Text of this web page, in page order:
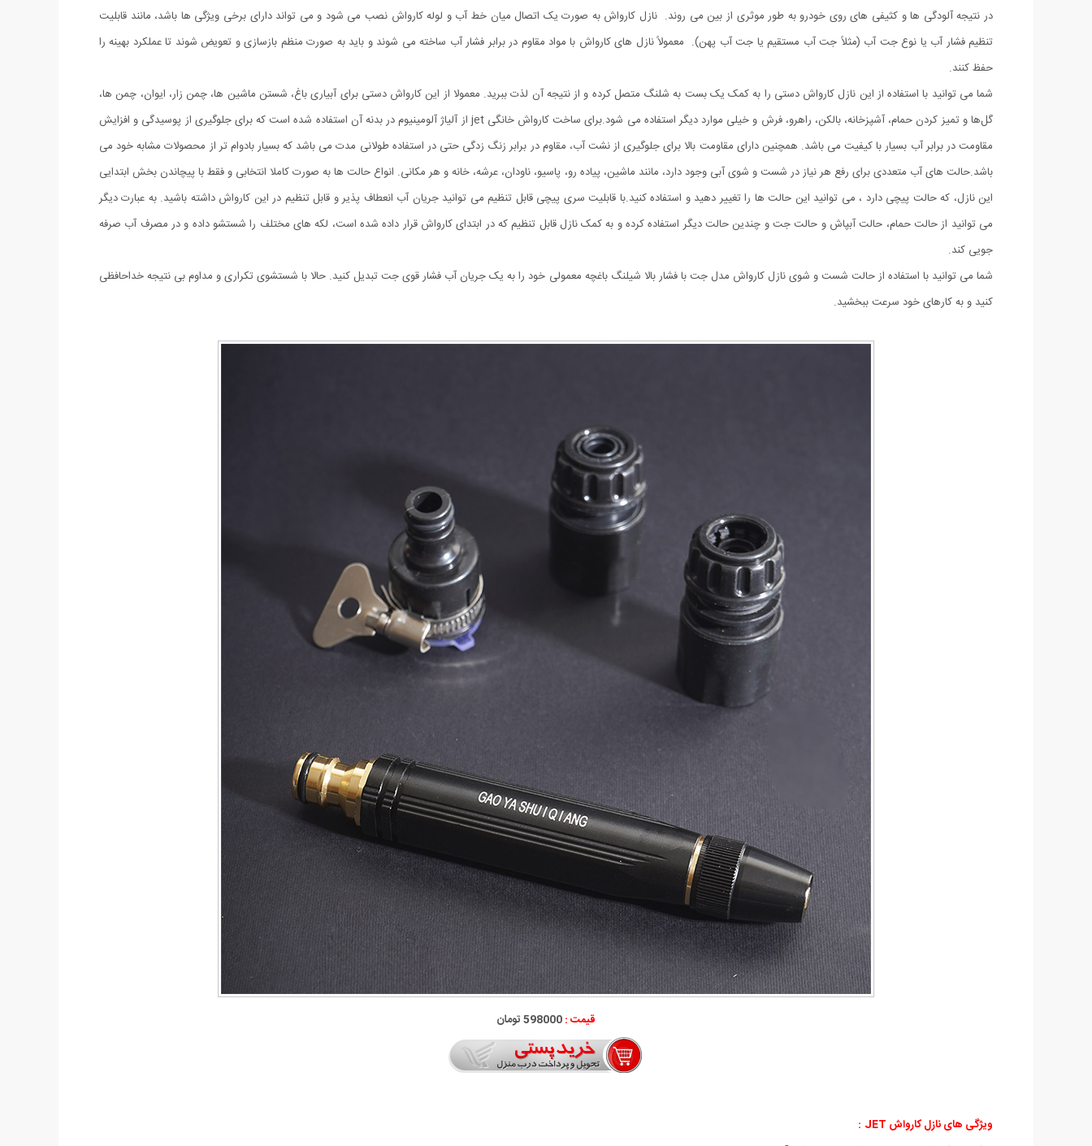
در نتیجه آلودگی ها و کثیفی های روی خودرو به طور موثری از بین می روند. نازل کارواش به صورت یک اتصال میان خط آب و لوله کارواش نصب می شود و می تواند دارای برخی ویژگی ها باشد، مانند قابلیت
تنظیم فشار آب یا نوع جت آب (مثلاً جت آب مستقیم یا جت آب پهن). معمولاً نازل های کارواش با مواد مقاوم در برابر فشار آب ساخته می شوند و باید به صورت منظم بازسازی و تعویض شوند تا عملکرد بهینه را
حفظ کنند.
شما می توانید با استفاده از این نازل کارواش دستی را به کمک یک بست به شلنگ متصل کرده و از نتیجه آن لذت ببرید. معمولا از این کارواش دستی برای آبیاری باغ، شستن ماشین ها، چمن زار، ایوان، چمن ها،
گل‌ها و تمیز کردن حمام، آشپزخانه، بالکن، راهرو، فرش و خیلی موارد دیگر استفاده می شود.برای ساخت کارواش خانگی jet از آلیاژ آلومینیوم در بدنه آن استفاده شده است که برای جلوگیری از پوسیدگی و افزایش
مقاومت در برابر آب بسیار با کیفیت می باشد. همچنین دارای مقاومت بالا برای جلوگیری از نشت آب، مقاوم در برابر زنگ زدگی حتی در استفاده طولانی مدت می باشد که بسیار بادوام تر از محصولات مشابه خود می
باشد.حالت های آب متعددی برای رفع هر نیاز در شست و شوی آبی وجود دارد، مانند ماشین، پیاده رو، پاسیو، ناودان، عرشه، خانه و هر مکانی. انواع حالت ها به صورت کاملا انتخابی و فقط با پیچاندن بخش ابتدایی
این نازل، که حالت پیچی دارد ، می توانید این حالت ها را تغییر دهید و استفاده کنید.با قابلیت سری پیچی قابل تنظیم می توانید جریان آب انعطاف پذیر و قابل تنظیم در این کارواش داشته باشید. به عبارت دیگر
می توانید از حالت حمام، حالت آبپاش و حالت جت و چندین حالت دیگر استفاده کرده و به کمک نازل قابل تنظیم که در ابتدای کارواش قرار داده شده است، لکه های مختلف را شستشو داده و در مصرف آب صرفه
جویی کند.
شما می توانید با استفاده از حالت شست و شوی نازل کارواش مدل جت با فشار بالا شیلنگ باغچه معمولی خود را به یک جریان آب فشار قوی جت تبدیل کنید. حالا با شستشوی تکراری و مداوم بی نتیجه خداحافظی
کنید و به کارهای خود سرعت ببخشید.
قیمت :598000 تومان
ویژگی هاینازل کارواش JET
: